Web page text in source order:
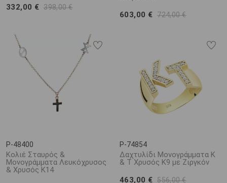
332,00 € 398,00 €
603,00 € 724,00 €
P-48400
Κολιέ Σταυρός &
Μονογράμματα Λευκόχρυσος
& Χρυσός Κ14
P-74854
Δαχτυλίδι Μονογράμματα Κ
& Τ Χρυσός Κ9 με Ζιργκόν
463,00 € 556,00 €